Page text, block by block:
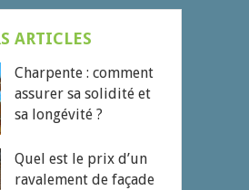
ARTICLES
Charpente : comment
assurer sa solidité et
sa longévité ?
Quel est le prix d’un
ravalement de façade